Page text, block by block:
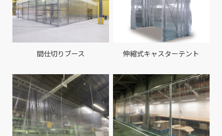
間仕切りブース 伸縮式キャスターテント